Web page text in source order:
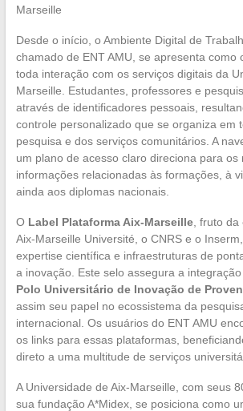
Marseille
Desde o início, o Ambiente Digital de
chamado de ENT AMU, se apresenta como
toda interação com os serviços digitais da
Marseille. Estudantes, professores e
através de identificadores pessoais,
controle personalizado que se organiza em
pesquisa e dos serviços comunitários. A
um plano de acesso claro direciona para os
informações relacionadas às formações, à
ainda aos diplomas nacionais.
O Label Plataforma Aix-Marseille, fruto da
Aix-Marseille Université, o CNRS e o
expertise científica e infraestruturas de
a inovação. Este selo assegura a
Polo Universitário de Inovação de
assim seu papel no ecossistema da
internacional. Os usuários do ENT AMU
os links para essas plataformas,
direto a uma multitude de serviços
A Universidade de Aix-Marseille, com seus
sua fundação A*Midex, se posiciona como